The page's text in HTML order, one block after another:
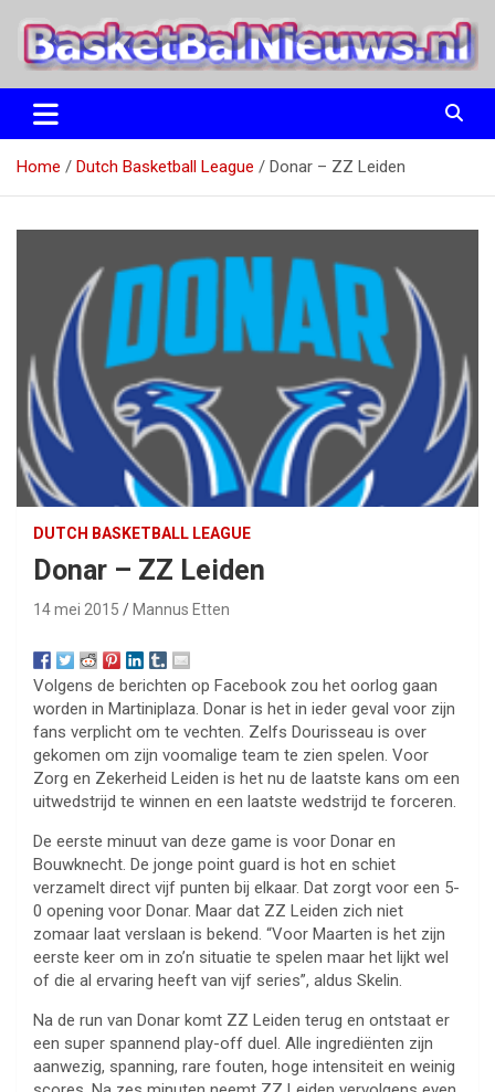
naar
BasketBalNieuws.nl
Etten
Home Dutch Basketball League Donar – ZZ Leiden
DUTCH BASKETBALL LEAGUE
Donar – ZZ Leiden
14 mei 2015 Mannus Etten
Volgens de berichten op Facebook zou het oorlog gaan
worden in Martiniplaza. Donar is het in ieder geval voor zijn
fans verplicht om te vechten. Zelfs Dourisseau is over
gekomen om zijn voomalige team te zien spelen. Voor
Zorg en Zekerheid Leiden is het nu de laatste kans om een
uitwedstrijd te winnen en een laatste wedstrijd te forceren.
De eerste minuut van deze game is voor Donar en
Bouwknecht. De jonge point guard is hot en schiet
verzamelt direct vijf punten bij elkaar. Dat zorgt voor een 5-
0 opening voor Donar. Maar dat ZZ Leiden zich niet
zomaar laat verslaan is bekend. “Voor Maarten is het zijn
eerste keer om in zo’n situatie te spelen maar het lijkt wel
of die al ervaring heeft van vijf series”, aldus Skelin.
Na de run van Donar komt ZZ Leiden terug en ontstaat er
een super spannend play-off duel. Alle ingrediënten zijn
aanwezig, spanning, rare fouten, hoge intensiteit en weinig